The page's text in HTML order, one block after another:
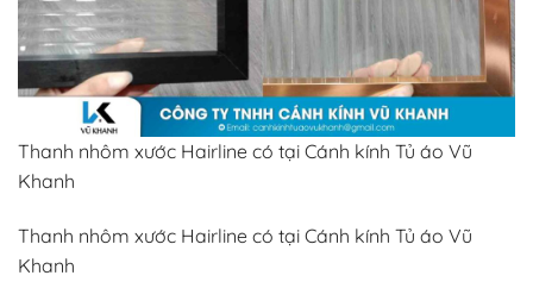
Thanh nhôm xước Hairline có tại Cánh kính Tủ áo Vũ
Khanh
Thanh nhôm xước Hairline có tại Cánh kính Tủ áo Vũ
Khanh